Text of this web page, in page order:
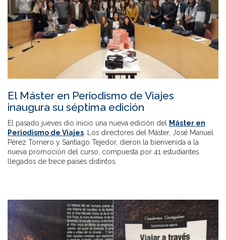
El Máster en Periodismo de Viajes
inaugura su séptima edición
El pasado jueves dio inicio una nueva edición del Máster en
Periodismo de Viajes. Los directores del Máster, José Manuel
Pérez Tornero y Santiago Tejedor, dieron la bienvenida a la
nueva promoción del curso, compuesta por 41 estudiantes
llegados de trece países distintos.